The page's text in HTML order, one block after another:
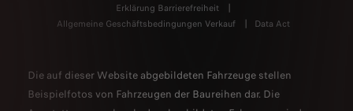
Erklärung Barrierefreiheit
Allgemeine Geschäftsbedingungen Verkauf
Data Act
Die auf dieser Website abgebildeten Fahrzeuge stellen
Beispielfotos von Fahrzeugen der Baureihen dar. Die